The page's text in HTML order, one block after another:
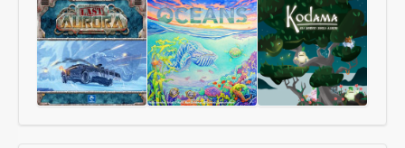
Animali
di
Carte
La
Guerra
dei
Mondi
–
L’Isola
dei
Vulcani
15
Uomini